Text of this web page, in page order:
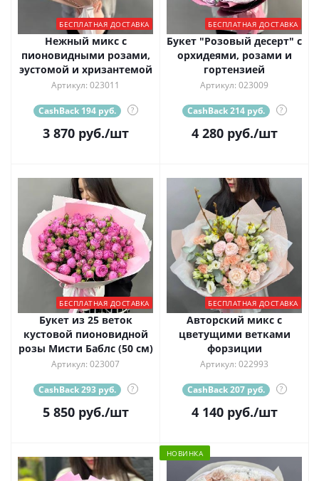
БЕСПЛАТНАЯ ДОСТАВКА
Нежный микс с
пионовидными розами,
эустомой и хризантемой
Артикул: 023011
CashBack 194 руб. ?
3 870руб./шт
БЕСПЛАТНАЯ ДОСТАВКА
Букет "Розовый десерт" с
орхидеями, розами и
гортензией
Артикул: 023009
CashBack 214 руб. ?
4 280руб./шт
БЕСПЛАТНАЯ ДОСТАВКА
Букет из 25 веток
кустовой пионовидной
розы Мисти Баблс (50 см)
Артикул: 023007
CashBack 293 руб. ?
5 850руб./шт
БЕСПЛАТНАЯ ДОСТАВКА
Авторский микс с
цветущими ветками
форзиции
Артикул: 022993
CashBack 207 руб. ?
4 140руб./шт
НОВИНКА